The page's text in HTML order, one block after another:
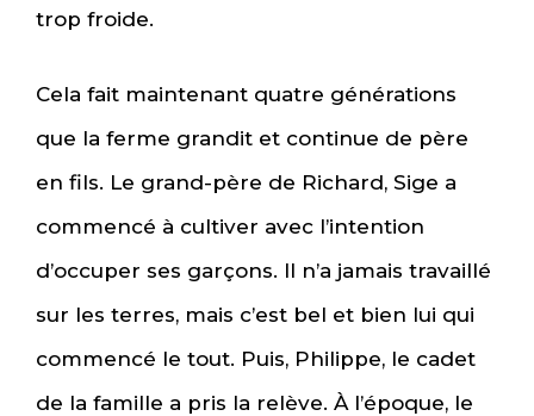
trop froide.
Cela fait maintenant quatre générations
que la ferme grandit et continue de père
en fils. Le grand-père de Richard, Sige a
commencé à cultiver avec l’intention
d’occuper ses garçons. Il n’a jamais travaillé
sur les terres, mais c’est bel et bien lui qui
commencé le tout. Puis, Philippe, le cadet
de la famille a pris la relève. À l’époque, le